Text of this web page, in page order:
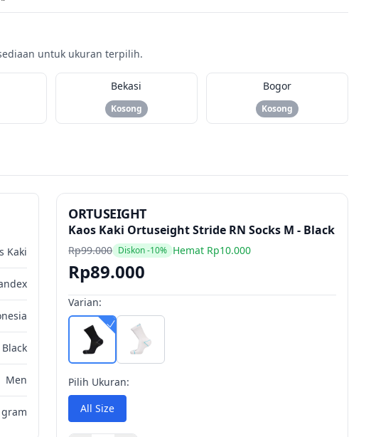
untuk ukuran terpilih.
Bekasi
Kosong
Bogor
Kosong
Kaki
Black
Men
ORTUSEIGHT
Kaos Kaki Ortuseight Stride RN Socks M - Black
Rp99.000 Diskon -10% Hemat Rp10.000
Rp89.000
Varian:
Pilih Ukuran:
All Size